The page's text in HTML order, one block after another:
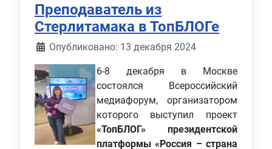
Преподаватель из
Стерлитамака в ТопБЛОГе
Информация о материале
Опубликовано: 13 декабря 2024
6-8 декабря в Москве
состоялся Всероссийский
медиафорум, организатором
которого выступил проект
«ТопБЛОГ» президентской
платформы «Россия – страна